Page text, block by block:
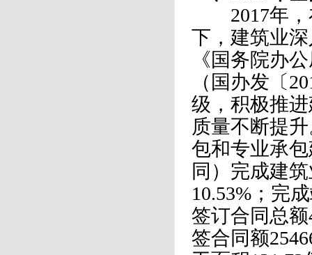
2017年，
下，建筑业
《国务院办
（国办发〔
级，积极推
质量不断提
包和专业承
同）完成建
10.53%；完
签订合同总额
签合同额